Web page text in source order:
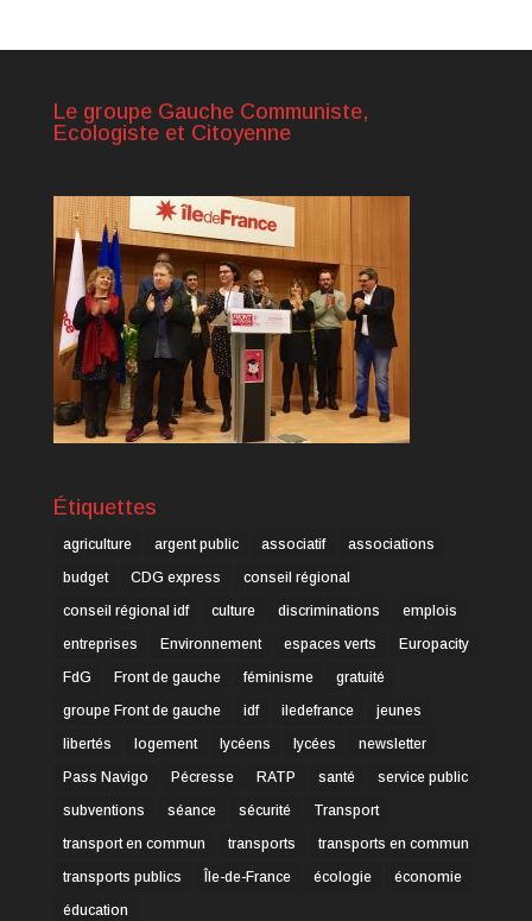
Le groupe Gauche Communiste,
Ecologiste et Citoyenne
Étiquettes
agriculture argent public associatif
associations
budget
CDG express
conseil régional
conseil régional idf
culture discriminations
emplois
entreprises
Environnement espaces verts
Europacity
FdG
Front de gauche féminisme
gratuité
groupe Front de gauche
idf iledefrance
jeunes
libertés
logement lycéens lycées
newsletter
Pass Navigo
Pécresse RATP santé
service public
subventions
séance sécurité
Transport
transport en commun
transports
transports en commun
transports publics
Île-de-France écologie
économie
éducation